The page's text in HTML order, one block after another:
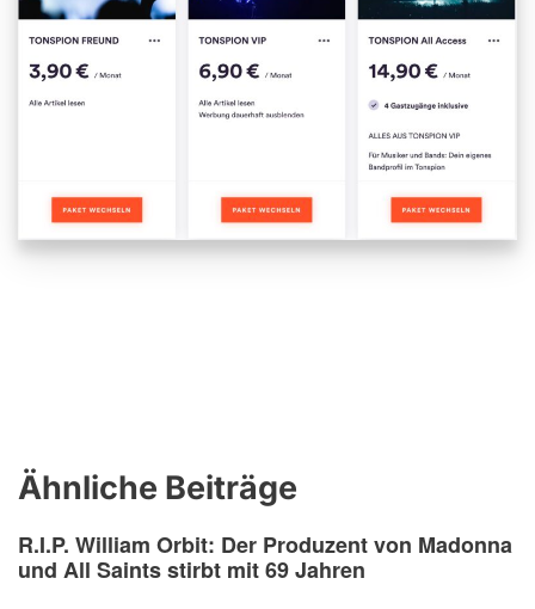
Ähnliche Beiträge
R.I.P. William Orbit: Der Produzent von Madonna
und All Saints stirbt mit 69 Jahren